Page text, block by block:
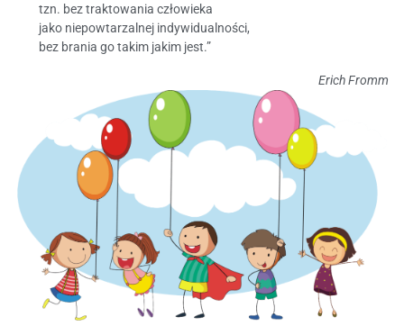
tzn. bez traktowania człowieka
jako niepowtarzalnej indywidualności,
bez brania go takim jakim jest.”
Erich Fromm